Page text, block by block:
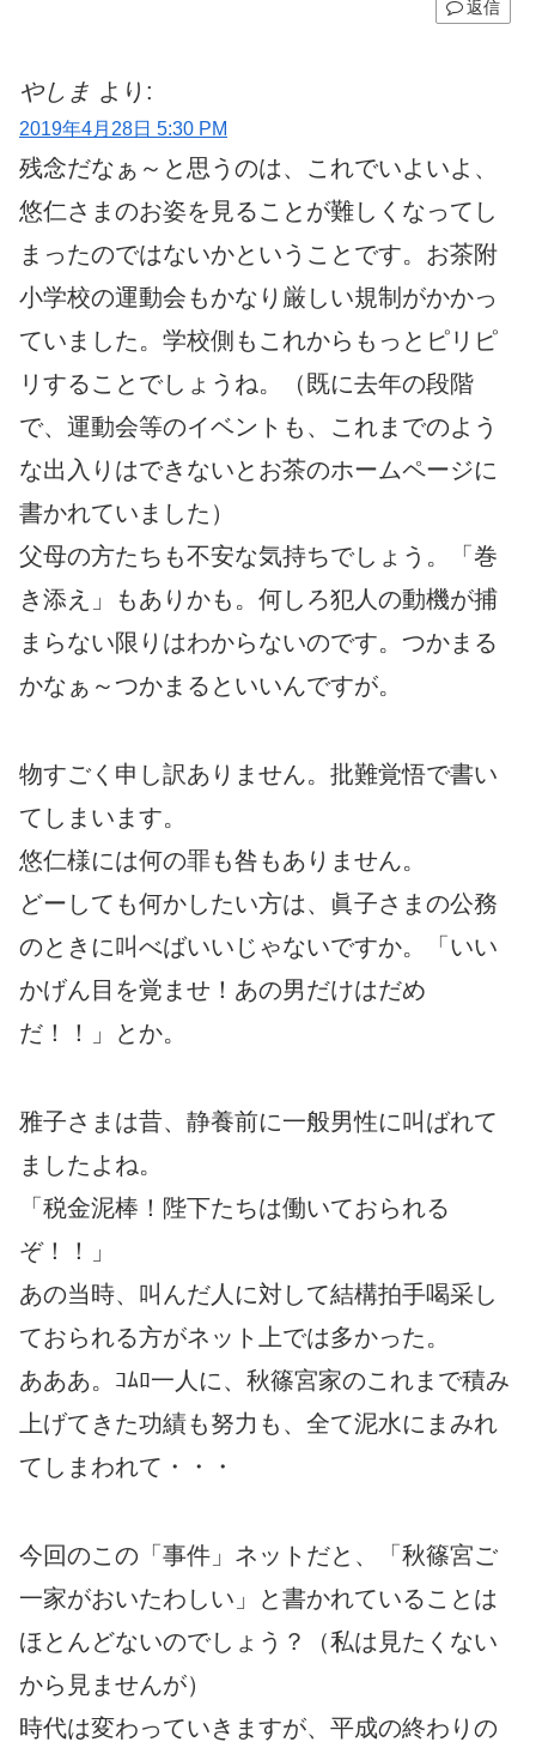
返信
やしま より:
2019年4月28日 5:30 PM
残念だなぁ～と思うのは、これでいよいよ、
悠仁さまのお姿を見ることが難しくなってし
まったのではないかということです。お茶附
小学校の運動会もかなり厳しい規制がかかっ
ていました。学校側もこれからもっとピリピ
リすることでしょうね。（既に去年の段階
で、運動会等のイベントも、これまでのよう
な出入りはできないとお茶のホームページに
書かれていました）
父母の方たちも不安な気持ちでしょう。「巻
き添え」もありかも。何しろ犯人の動機が捕
まらない限りはわからないのです。つかまる
かなぁ～つかまるといいんですが。
物すごく申し訳ありません。批難覚悟で書い
てしまいます。
悠仁様には何の罪も咎もありません。
どーしても何かしたい方は、眞子さまの公務
のときに叫べばいいじゃないですか。「いい
かげん目を覚ませ！あの男だけはだめ
だ！！」とか。
雅子さまは昔、静養前に一般男性に叫ばれて
ましたよね。
「税金泥棒！陛下たちは働いておられる
ぞ！！」
あの当時、叫んだ人に対して結構拍手喝采し
ておられる方がネット上では多かった。
あああ。ｺﾑﾛ一人に、秋篠宮家のこれまで積み
上げてきた功績も努力も、全て泥水にまみれ
てしまわれて・・・
今回のこの「事件」ネットだと、「秋篠宮ご
一家がおいたわしい」と書かれていることは
ほとんどないのでしょう？（私は見たくない
から見ませんが）
時代は変わっていきますが、平成の終わりの